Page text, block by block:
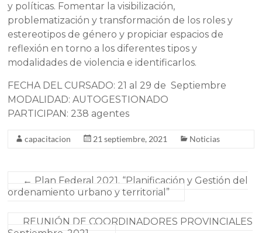
y políticas. Fomentar la visibilización,
problematización y transformación de los roles y
estereotipos de género y propiciar espacios de
reflexión en torno a los diferentes tipos y
modalidades de violencia e identificarlos.
FECHA DEL CURSADO: 21 al 29 de Septiembre
MODALIDAD: AUTOGESTIONADO
PARTICIPAN: 238 agentes
capacitacion 21 septiembre, 2021 Noticias
← Plan Federal 2021. “Planificación y Gestión del
ordenamiento urbano y territorial”
REUNIÓN DE COORDINADORES PROVINCIALES